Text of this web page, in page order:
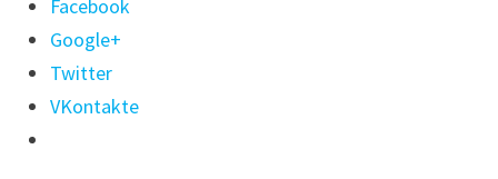
"Женщина
без
водительских
прав
Facebook
Google+
Twitter
VKontakte